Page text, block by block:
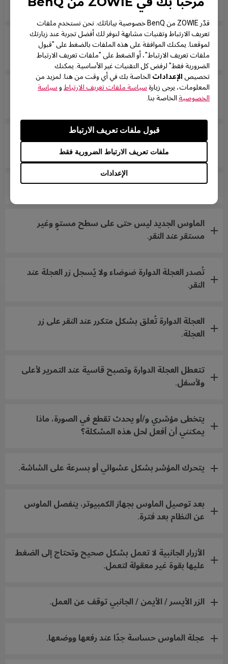
قدّر ZOWIE من BenQ خصوصية بياناتك. نحن نستخدم ملفات
تعريف الارتباط وتقنيات مشابهة لنوفر لك أفضل تجربة عند زيارتك
لموقعنا. يمكنك الموافقة على هذه الملفات بالضغط على "قبول
ملفات تعريف الارتباط"، أو الضغط على "ملفات تعريف الارتباط
الضرورية فقط" لرفض كل التقنيات غير الأساسية. يمكنك
تخصيص الإعدادات الخاصة بك في أي وقت من هنا. لمزيد من
المعلومات، يرجى زيارة سياسة ملفات تعريف الارتباط و سياسة
الخصوصية الخاصة بنا.
الإعدادات
ملفات تعريف الارتباط الضرورية فقط
قبول ملفات تعريف الارتباط
زر الماوس عالق وكأنه مضغوط طوال الوقت.
العجلة الدوارة فضفاضة وتصدر أصواتًا عند تحريك
الماوس بسرعة.
لا يتعرف جهاز الكمبيوتر على فأرتي. الرسالة تقول "جهاز
USB غير معروف".
المؤشر عالق عند حافة الشاشة ولا يتحرك مرة أخرى إلى
منطقة الشاشة بدون فصل وإعادة توصيل مقبس USB.
ماذا يجب أن أفعل إذا سقطت ألواح الماوس السفلية؟
الماوس الجديد ليس حتى على سطح مستوٍ وغير
مستقر عند النقر.
تُصدر العجلة الدوارة ضوضاء ولا يُسجل زر العجلة عند
النقر.
العجلة الدوارة تُعلق بشكل متكرر عند النقر على زر
العجلة.
تتعطل العجلة الدوارة وتصبح قاسية عند التمرير لأعلى
ولأسفل.
يتخطى مؤشري و/أو يحدث تقطع في الصورة، ماذا
يمكنني أن أفعل لحل هذه المشكلة؟
يتحرك المؤشر بشكل عشوائي أو بسرعة على الشاشة.
بعد توصيل الماوس بجهاز الكمبيوتر، ينفصل الماوس
عن النظام بعد فترة.
الأزرار الجانبية لا تعمل بشكل صحيح وتحتاج إلى الضغط
عليها بقوة غير معقولة لتعمل.
الزر الأيسر / الأيمن / الجانبي توقف عن العمل.
عجلة الماوس حساسة جدًا عند رفعها ووضعها.